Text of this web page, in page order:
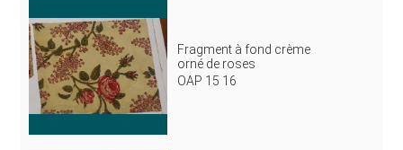
Fragment à fond crème
orné de roses
OAP 15 16